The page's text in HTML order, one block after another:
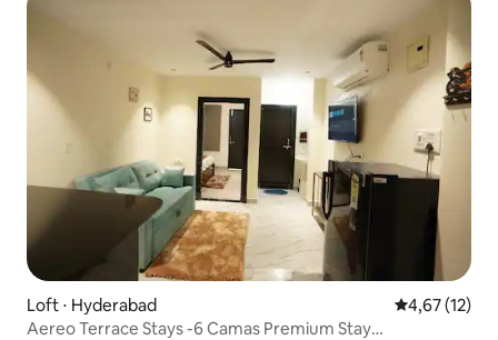
Loft ⋅ Hyderabad 4,67 de uma
4,67 (12)
Aereo Terrace Stays -6 Camas Premium Stay